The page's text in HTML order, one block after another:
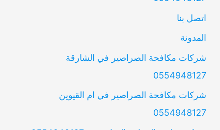
اتصل بنا
المدونة
شركات مكافحة الصراصير في الشارقة
0554948127
شركات مكافحة الصراصير في ام القيوين
0554948127